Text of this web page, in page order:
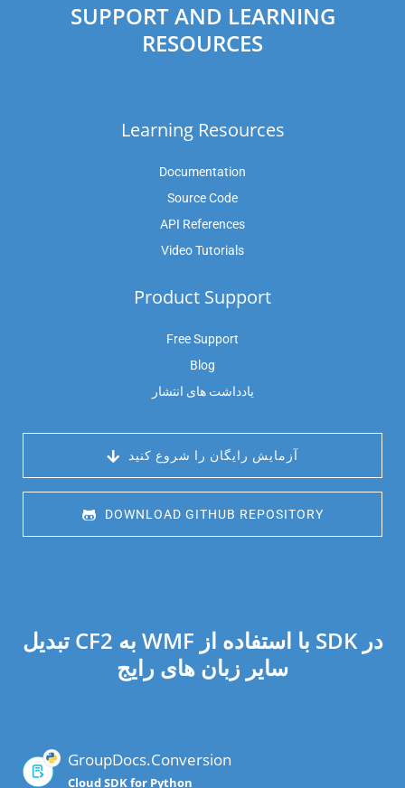
SUPPORT AND LEARNING
RESOURCES
Learning Resources
Documentation
Source Code
API References
Video Tutorials
Product Support
Free Support
Blog
یادداشت های انتشار
آزمایش رایگان را شروع کنید
DOWNLOAD GITHUB REPOSITORY
تبدیل CF2 به WMF با استفاده از SDK در
سایر زبان های رایج
GroupDocs.Conversion
Cloud SDK for Python